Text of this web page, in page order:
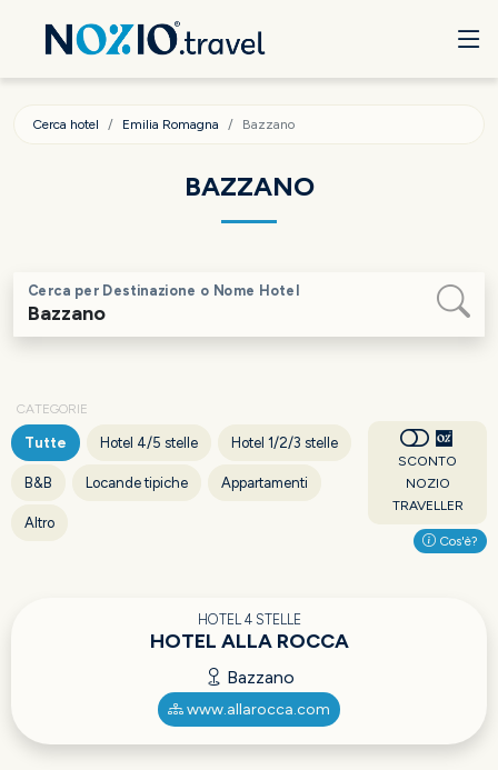
Cerca hotel Emilia Romagna Bazzano
BAZZANO
Cerca per Destinazione o Nome Hotel
CATEGORIE
Tutte Hotel 4/5 stelle Hotel 1/2/3 stelle
B&B Locande tipiche Appartamenti
Altro
SCONTO
NOZIO
TRAVELLER
Cos'è?
HOTEL 4 STELLE
HOTEL ALLA ROCCA
Bazzano
www.allarocca.com